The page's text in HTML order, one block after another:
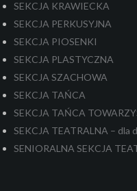
SEKCJA KRAWIECKA
SEKCJA PERKUSYJNA
SEKCJA PIOSENKI
SEKCJA PLASTYCZNA
SEKCJA SZACHOWA
SEKCJA TAŃCA
SEKCJA TAŃCA
SEKCJA TEATRALNA – dla
SENIORALNA SEKCJA